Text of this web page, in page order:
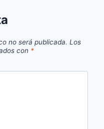
no será publicada. Los
con *